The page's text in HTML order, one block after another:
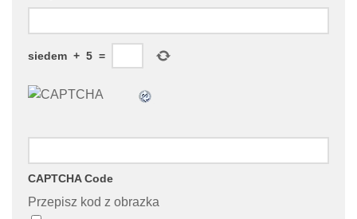
siedem + 5 =
CAPTCHA Code
Przepisz kod z obrazka